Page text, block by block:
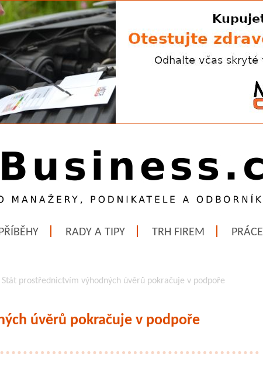
PŘÍBĚHY RADY A TIPY TRH FIREM PRÁCE
Stát prostřednictvím výhodných úvěrů pokračuje v podpoře
úvěrů pokračuje v podpoře